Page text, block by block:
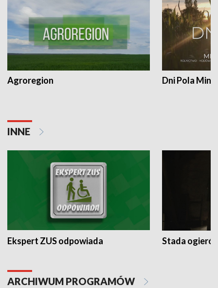
Agroregion Dni Pola
INNE
Ekspert ZUS odpowiada Stada
ARCHIWUM PROGRAMÓW